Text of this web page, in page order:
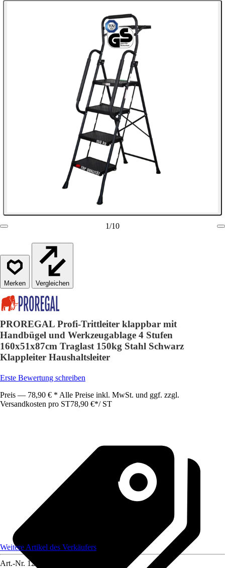
1/10
Vergleichen
PROREGAL Profi-Trittleiter klappbar mit
Handbügel und Werkzeugablage 4 Stufen
160x51x87cm Traglast 150kg Stahl Schwarz
Klappleiter Haushaltsleiter
Erste Bewertung schreiben
Preis — 78,90 € * Alle Preise inkl. MwSt. und ggf. zzgl.
Versandkosten pro ST78,90 €*/ ST
Weitere Artikel des Verkäufers
Art.-Nr. 12445943